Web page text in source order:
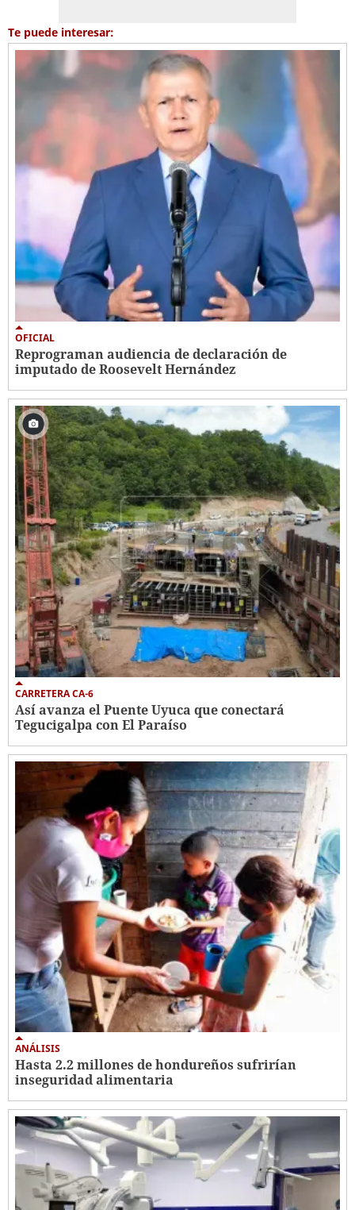
Te puede interesar:
OFICIAL
Reprograman audiencia de declaración de
imputado de Roosevelt Hernández
CARRETERA CA-6
Así avanza el Puente Uyuca que conectará
Tegucigalpa con El Paraíso
ANÁLISIS
Hasta 2.2 millones de hondureños sufrirían
inseguridad alimentaria